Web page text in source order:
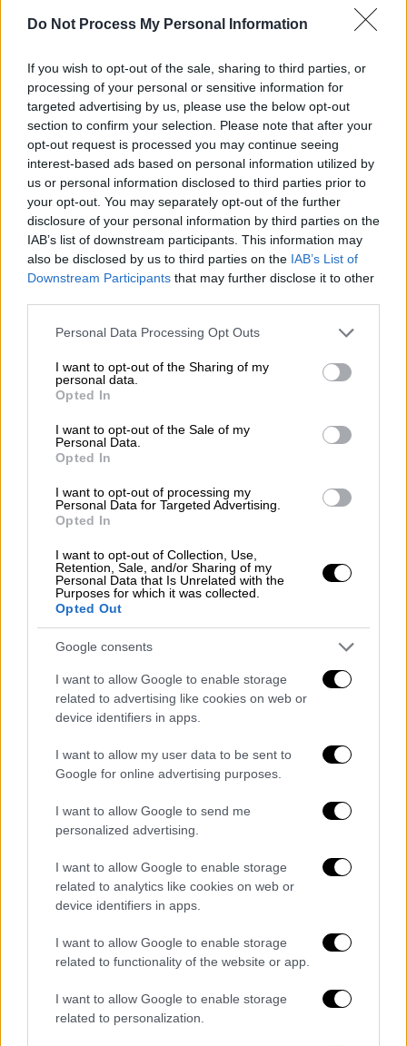
Do Not Process My Personal Information
If you wish to opt-out of the sale, sharing to third parties, or
processing of your personal or sensitive information for
targeted advertising by us, please use the below opt-out
section to confirm your selection. Please note that after your
opt-out request is processed you may continue seeing
interest-based ads based on personal information utilized by
us or personal information disclosed to third parties prior to
your opt-out. You may separately opt-out of the further
disclosure of your personal information by third parties on the
IAB’s list of downstream participants. This information may
also be disclosed by us to third parties on the IAB’s List of
Downstream Participants that may further disclose it to other
Please note that this website/app uses one or more Google
not limited to your visit or usage behaviour. You may click to
grant or deny consent to Google and its third-party tags to
use your data for below specified purposes in below Google
consent section.
Personal Data Processing Opt Outs
I want to opt-out of the Sharing of my
personal data.
Opted In
I want to opt-out of the Sale of my
Personal Data.
Opted In
I want to opt-out of processing my
Personal Data for Targeted Advertising.
Opted In
I want to opt-out of Collection, Use,
Retention, Sale, and/or Sharing of my
Personal Data that Is Unrelated with the
Purposes for which it was collected.
Opted Out
Google consents
I want to allow Google to enable storage
related to advertising like cookies on web or
device identifiers in apps.
I want to allow my user data to be sent to
Google for online advertising purposes.
I want to allow Google to send me
personalized advertising.
I want to allow Google to enable storage
related to analytics like cookies on web or
device identifiers in apps.
I want to allow Google to enable storage
related to functionality of the website or app.
I want to allow Google to enable storage
related to personalization.
προσανατολισμού συνεχίζονται από σήμερα,
Εξετάσεις,για τους υποψήφιους των
Γενικών Λυκείων.
Πιο αναλυτικά, οι υποψήφιοι τωνΓΕΛ
εξετάζονται στα Αρχαία Ελληνικά (Ομάδα
Προσανατολισμού Ανθρωπιστικών
Σπουδών), τα Μαθηματικά (Ο.Π. Θετικών
Σπουδών και Σπουδών Οικονομίας και
Πληροφορικής) και τη Βιολογία (Ο.Π.
Σπουδών Υγείας).
ΔΙΑΒΑΣΤΕ ΕΠΙΣΗΣ
Παιδεία|03.06.2026 05:00
Πανελλήνιες 2026: Όλο το πρόγραμμα
των μαθημάτων για ΓΕΛ και ΕΠΑΛ
Υπενθυμίζεται, ότι η έναρξη των
εξετάσεων
έχει καθοριστεί να γίνεται στις 08:30 και
έτσι, οι υποψήφιοι θα πρέπει να
προσέρχονται στις αίθουσες εξέτασης μέχρι
τις 08:00.
Συνεχίζοντα οι εξετάσεις σε Γυμνάσια
Συνέχεια εξετάσεων σε γυμνάσια και λύκεια
Από χθες, Τρίτη 2 Ιουνίου, άρχισαν οι
προαγωγικέςκαιαπολυτήριες εξετάσεις
στα γυμνάσια της επικράτειας και, σύμφωνα
με τον προγραμματισμό του υπουργείου
2026.
Επιπλέον, οι προαγωγικές εξετάσεις για την
Α' και Β' λυκείου συνεχίζονται έως τις 12
Ιουνίου 2026.